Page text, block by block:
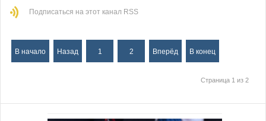
Подписаться на этот канал RSS
В начало Назад 1 2 Вперёд В конец
Страница 1 из 2